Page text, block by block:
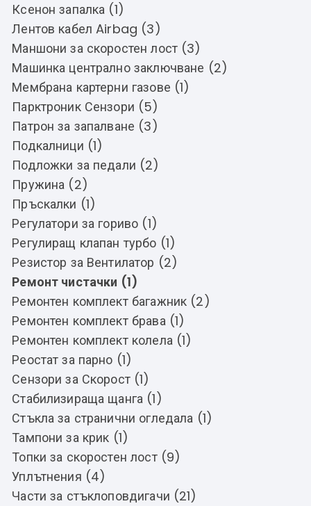
Ксенон запалка (1)
Лентов кабел Airbag (3)
Маншони за скоростен лост (3)
Машинка централно заключване (2)
Мембрана картерни газове (1)
Парктроник Сензори (5)
Патрон за запалване (3)
Подкалници (1)
Подложки за педали (2)
Пружина (2)
Пръскалки (1)
Регулатори за гориво (1)
Регулиращ клапан турбо (1)
Резистор за Вентилатор (2)
Ремонт чистачки (1)
Ремонтен комплект багажник (2)
Ремонтен комплект брава (1)
Ремонтен комплект колела (1)
Реостат за парно (1)
Сензори за Скорост (1)
Стабилизираща щанга (1)
Стъкла за странични огледала (1)
Тампони за крик (1)
Топки за скоростен лост (9)
Уплътнения (4)
Части за стъклоповдигачи (21)